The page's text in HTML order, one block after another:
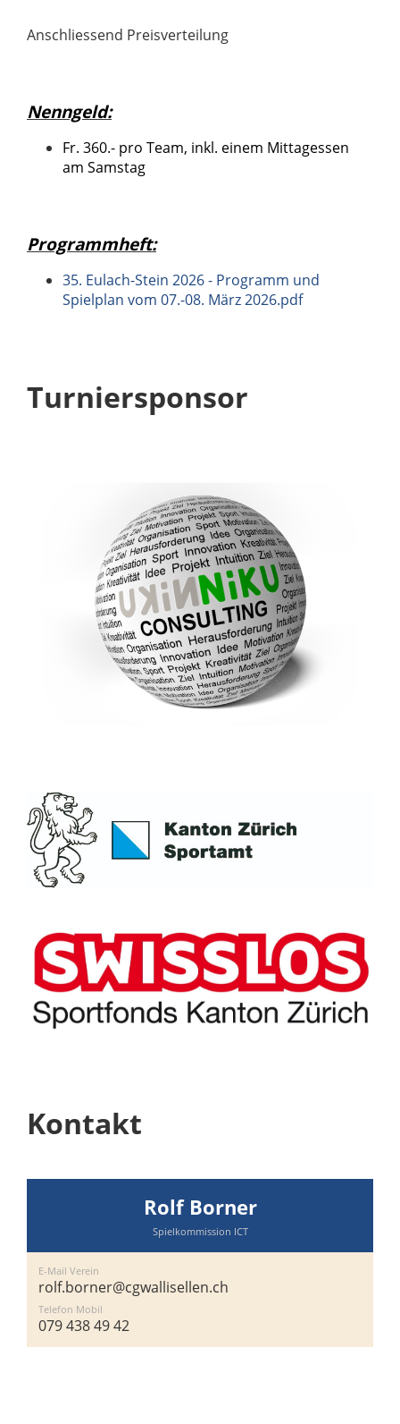
Anschliessend Preisverteilung
Nenngeld:
Fr. 360.- pro Team, inkl. einem Mittagessen
am Samstag
Programmheft:
35. Eulach-Stein 2026 - Programm und
Spielplan vom 07.-08. März 2026.pdf
Turniersponsor
Kontakt
Rolf Borner
Spielkommission ICT
E-Mail Verein
rolf.borner@cgwallisellen.ch
Telefon Mobil
079 438 49 42